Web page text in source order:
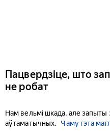
Пацвердзіце, што
не робат
Нам вельмі шкада, але
аўтаматычных.
Чаму гэта